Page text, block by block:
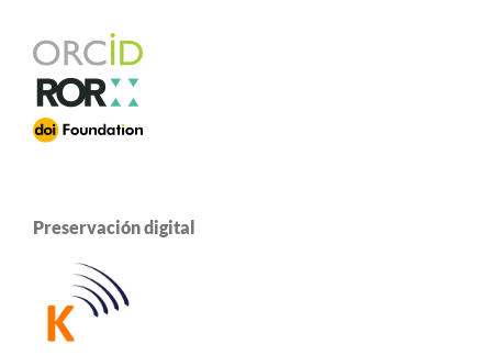
Preservación digital